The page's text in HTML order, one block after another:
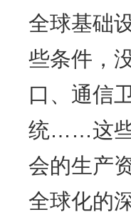
全球基础
些条件，
口、通信
统……这些
会的生产
全球化的